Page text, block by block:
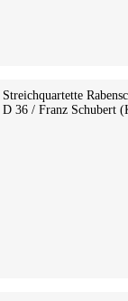
Streichquartette
D 36 / Franz Schubert